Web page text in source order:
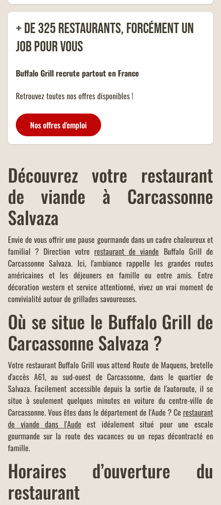
NOMBREUSES
les restaurants Buffalo Grill sur
+ de 325 restaurants, forcément un
job pour vous
Buffalo Grill recrute partout en France
Retrouvez toutes nos offres disponibles !
Nos offres d'emploi
Découvrez votre restaurant
de viande à Carcassonne
Salvaza
Envie de vous offrir une pause gourmande dans un cadre chaleureux et
familial ? Direction votre restaurant de viande Buffalo Grill de
Carcassonne Salvaza. Ici, l'ambiance rappelle les grandes routes
américaines et les déjeuners en famille ou entre amis. Entre
décoration western et service attentionné, vivez un vrai moment de
convivialité autour de grillades savoureuses.
Où se situe le Buffalo Grill de
Carcassonne Salvaza ?
Votre restaurant Buffalo Grill vous attend Route de Maquens, bretelle
d'accès A61, au sud-ouest de Carcassonne, dans le quartier de
Salvaza. Facilement accessible depuis la sortie de l'autoroute, il se
situe à seulement quelques minutes en voiture du centre-ville de
Carcassonne. Vous êtes dans le département de l'Aude ? Ce restaurant
de viande dans l'Aude est idéalement situé pour une escale
gourmande sur la route des vacances ou un repas décontracté en
famille.
Horaires d’ouverture du
restaurant